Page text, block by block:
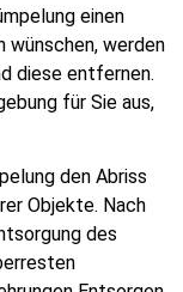
einen
wünschen, werden
diese entfernen.
für Sie aus,
den Abriss
Objekte. Nach
des